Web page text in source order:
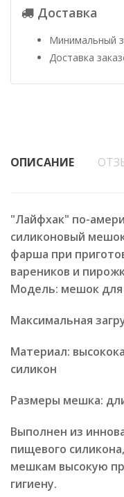
Доставка
Минимальный
Доставка
ОПИСАНИЕ
"Лайфхак" по-
силиконовый
фарша при
вареников и
Модель: мешок
Максимальная
Материал:
силикон
Размеры мешка:
Выполнен из
пищевого
мешкам высокую
гигиену.